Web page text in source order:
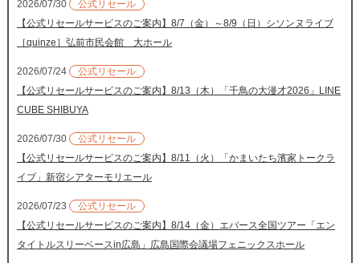
2026/07/30
公式リセール
【公式リセールサービスのご案内】8/7（金）～8/9（日）シソンヌライブ
［quinze］弘前市民会館 大ホール
2026/07/24
公式リセール
【公式リセールサービスのご案内】8/13（木）「千鳥の大漫才2026」LINE
CUBE SHIBUYA
2026/07/30
公式リセール
【公式リセールサービスのご案内】8/11（火）「かまいたち濱家トークラ
イブ」新宿シアターモリエール
2026/07/23
公式リセール
【公式リセールサービスのご案内】8/14（金）エバース全国ツアー「エン
タイトルスリーベースin広島」広島国際会議場フェニックスホール